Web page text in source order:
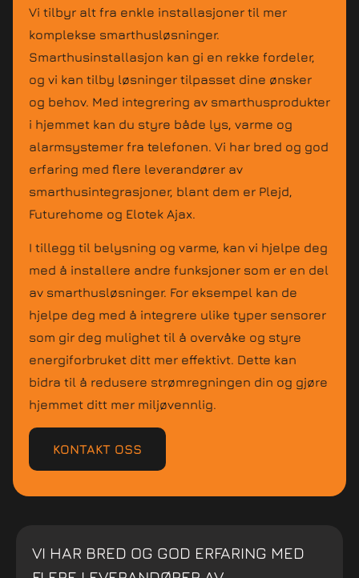
Vi tilbyr alt fra enkle installasjoner til mer
komplekse smarthusløsninger.
Smarthusinstallasjon kan gi en rekke fordeler,
og vi kan tilby løsninger tilpasset dine ønsker
og behov. Med integrering av smarthusprodukter
i hjemmet kan du styre både lys, varme og
alarmsystemer fra telefonen. Vi har bred og god
erfaring med flere leverandører av
smarthusintegrasjoner, blant dem er Plejd,
Futurehome og Elotek Ajax.
I tillegg til belysning og varme, kan vi hjelpe deg
med å installere andre funksjoner som er en del
av smarthusløsninger. For eksempel kan de
hjelpe deg med å integrere ulike typer sensorer
som gir deg mulighet til å overvåke og styre
energiforbruket ditt mer effektivt. Dette kan
bidra til å redusere strømregningen din og gjøre
hjemmet ditt mer miljøvennlig.
KONTAKT OSS
VI HAR BRED OG GOD ERFARING MED